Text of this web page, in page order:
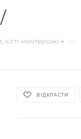
кігті монтерські —
ВІДКЛАСТИ